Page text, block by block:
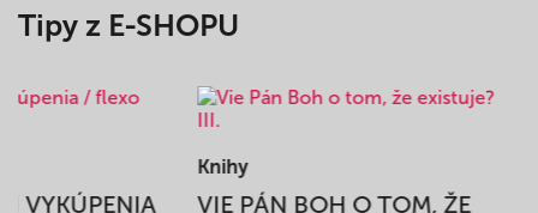
Tipy z E-SHOPU
VYKÚPENIA
Knihy
VIE PÁN BOH O TOM, ŽE